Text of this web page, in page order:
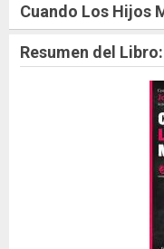
Cuando Los Hijos
Resumen del Libro: